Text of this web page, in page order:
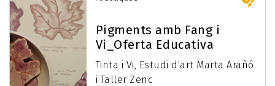
Pigments amb Fang i
Vi_Oferta Educativa
Tinta i Vi, Estudi d'art Marta Arañó
i Taller Zenc